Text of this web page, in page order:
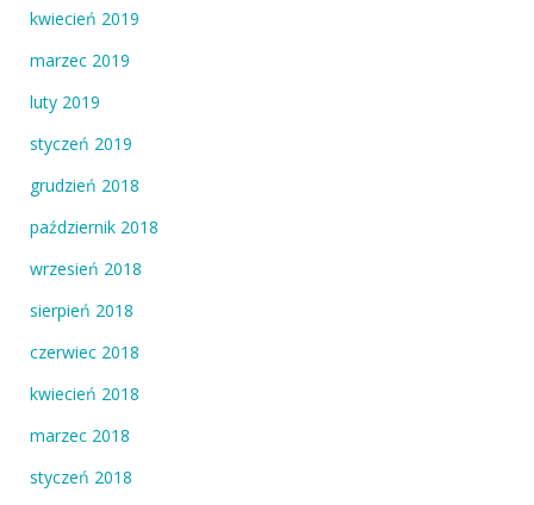
kwiecień 2019
marzec 2019
luty 2019
styczeń 2019
grudzień 2018
październik 2018
wrzesień 2018
sierpień 2018
czerwiec 2018
kwiecień 2018
marzec 2018
styczeń 2018